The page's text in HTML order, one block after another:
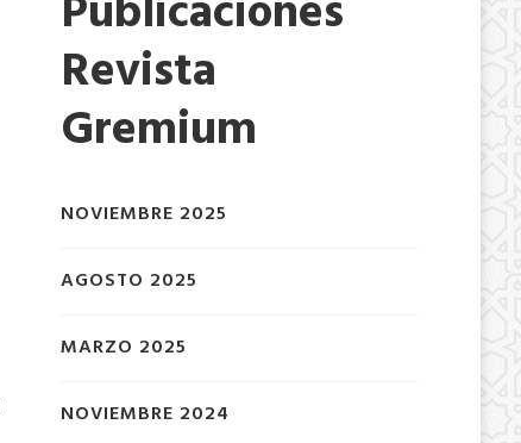
Publicaciones
Revista
Gremium
NOVIEMBRE 2025
AGOSTO 2025
MARZO 2025
NOVIEMBRE 2024